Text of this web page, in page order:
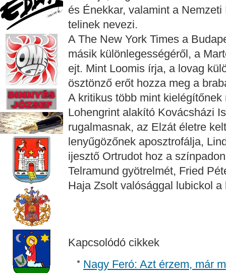
és Énekkar, valamint a
telinek nevezi.
A The New York Times a
másik különlegességéről, a
ejt. Mint Loomis írja, a lovag
ösztönző erőt hozza meg a
A kritikus több mint
Lohengrint alakító Kovácsházi
rugalmasnak, az Elzát életre
lenyűgözőnek aposztrofálja,
ijesztő Ortrudot hoz a
Telramund gyötrelmét, Fried
Haja Zsolt valósággal lubickol
Kapcsolódó cikkek
Nagy Feró: Azt érzem, már